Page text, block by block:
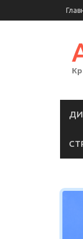
to